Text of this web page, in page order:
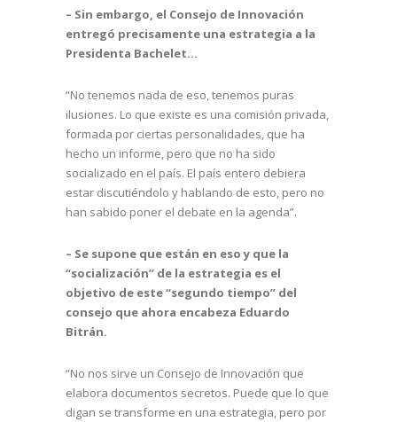
– Sin embargo, el Consejo de Innovación
entregó precisamente una estrategia a la
Presidenta Bachelet…
“No tenemos nada de eso, tenemos puras
ilusiones. Lo que existe es una comisión privada,
formada por ciertas personalidades, que ha
hecho un informe, pero que no ha sido
socializado en el país. El país entero debiera
estar discutiéndolo y hablando de esto, pero no
han sabido poner el debate en la agenda”.
– Se supone que están en eso y que la
“socialización” de la estrategia es el
objetivo de este “segundo tiempo” del
consejo que ahora encabeza Eduardo
Bitrán.
“No nos sirve un Consejo de Innovación que
elabora documentos secretos. Puede que lo que
digan se transforme en una estrategia, pero por